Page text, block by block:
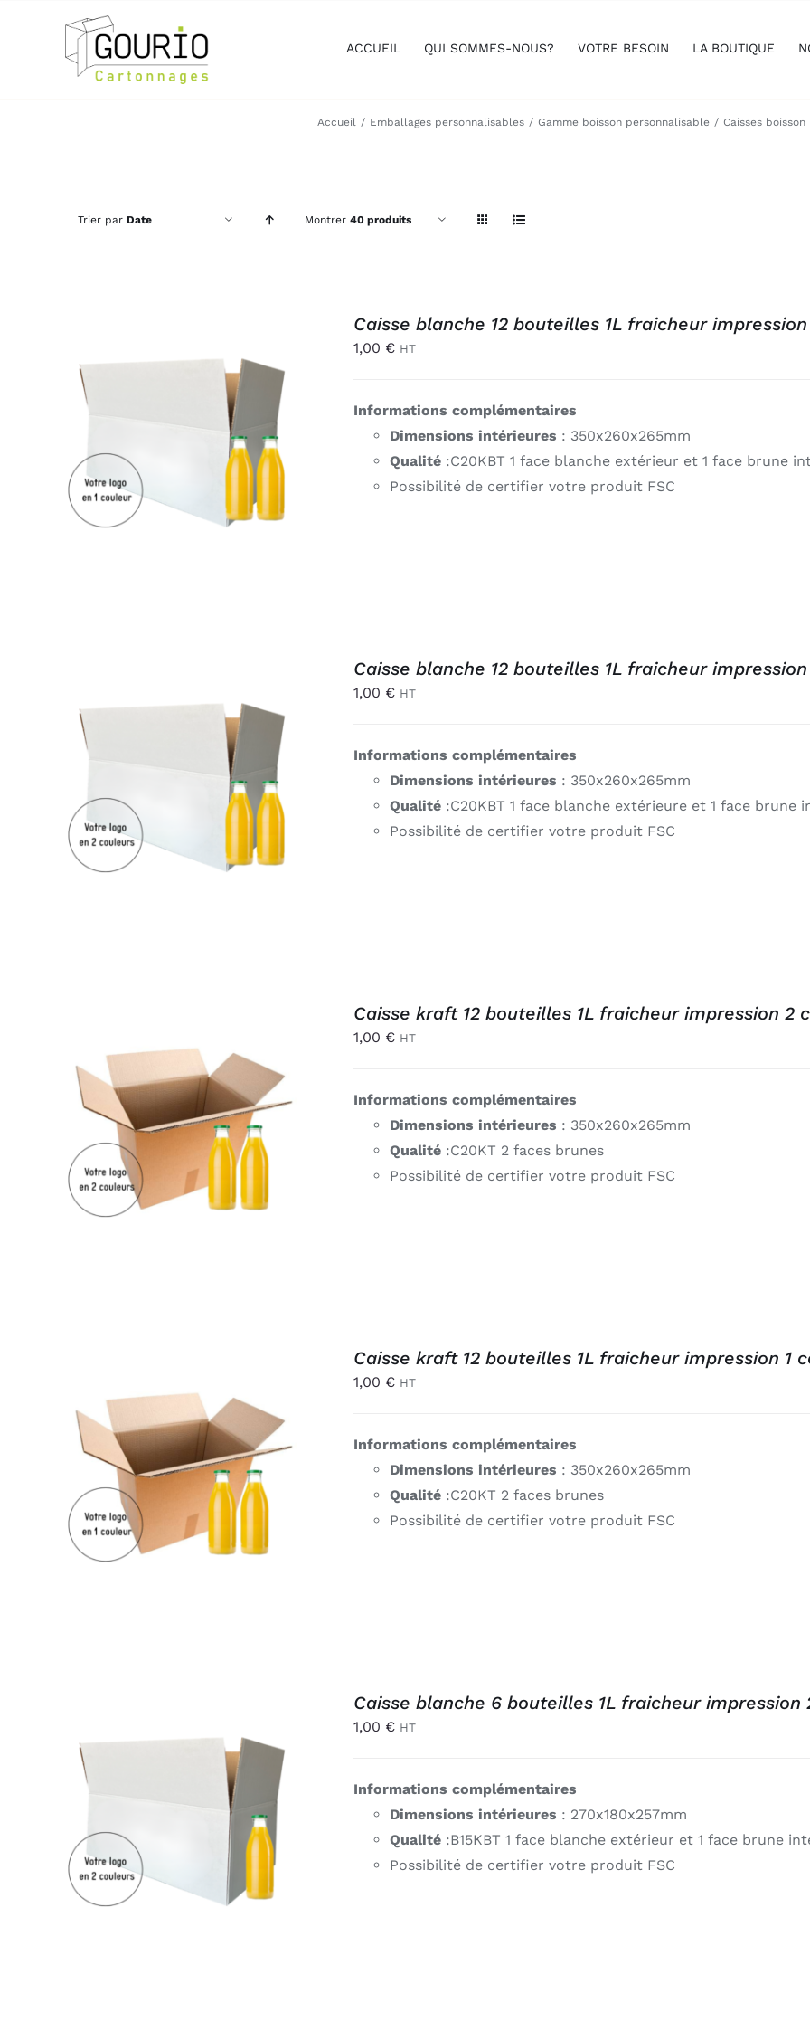
ACCUEIL QUI SOMMES-NOUS? VOTRE BESOIN LA BOUTIQUE
Accueil Emballages personnalisables Gamme boisson personnalisable Caisses
Trier par Date Montrer 40 produits
AJOUTER AU PANIER
Caisse blanche 12 bouteilles 1L fraicheur
1,00 € HT
Informations complémentaires
Dimensions intérieures : 350x260x265mm
Qualité :C20KBT 1 face blanche extérieur et 1 face brune
Possibilité de certifier votre produit FSC
AJOUTER AU PANIER
Caisse blanche 12 bouteilles 1L fraicheur
1,00 € HT
Informations complémentaires
Dimensions intérieures : 350x260x265mm
Qualité :C20KBT 1 face blanche extérieure et 1 face brune
Possibilité de certifier votre produit FSC
AJOUTER AU PANIER
/
Caisse kraft 12 bouteilles 1L fraicheur impression 2
1,00 € HT
Informations complémentaires
Dimensions intérieures : 350x260x265mm
Qualité :C20KT 2 faces brunes
Possibilité de certifier votre produit FSC
AJOUTER AU PANIER
/
Caisse kraft 12 bouteilles 1L fraicheur impression 1
1,00 € HT
Informations complémentaires
Dimensions intérieures : 350x260x265mm
Qualité :C20KT 2 faces brunes
Possibilité de certifier votre produit FSC
AJOUTER AU PANIER
/
Caisse blanche 6 bouteilles 1L fraicheur impression
1,00 € HT
Informations complémentaires
Dimensions intérieures : 270x180x257mm
Qualité :B15KBT 1 face blanche extérieur et 1 face brune
Possibilité de certifier votre produit FSC